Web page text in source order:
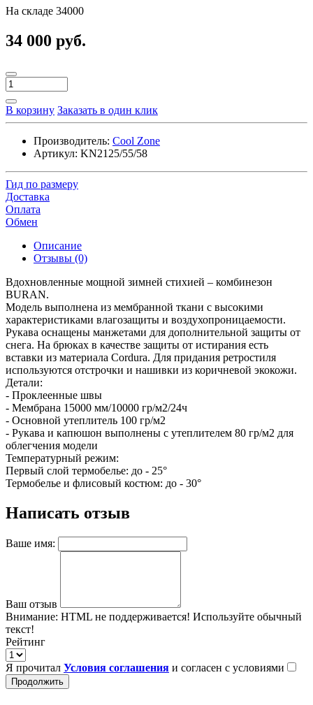
На складе 34000
34 000 руб.
В корзину Заказать в один клик
Производитель: Cool Zone
Артикул: KN2125/55/58
Гид по размеру
Доставка
Оплата
Обмен
Описание
Отзывы (0)
Вдохновленные мощной зимней стихией – комбинезон
BURAN.
Модель выполнена из мембранной ткани с высокими
характеристиками влагозащиты и воздухопроницаемости.
Рукава оснащены манжетами для дополнительной защиты от
снега. На брюках в качестве защиты от истирания есть
вставки из материала Cordura. Для придания ретростиля
используются отстрочки и нашивки из коричневой экокожи.
Детали:
- Проклеенные швы
- Мембрана 15000 мм/10000 гр/м2/24ч
- Основной утеплитель 100 гр/м2
- Рукава и капюшон выполнены с утеплителем 80 гр/м2 для
облегчения модели
Температурный режим:
Первый слой термобелье: до - 25°
Термобелье и флисовый костюм: до - 30°
Написать отзыв
Ваше имя:
Ваш отзыв
Внимание: HTML не поддерживается! Используйте обычный
текст!
Рейтинг
Я прочитал Условия соглашения и согласен с условиями
Продолжить